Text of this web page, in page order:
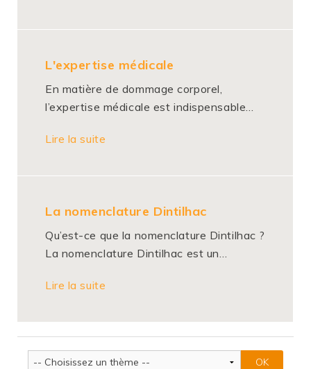
L'expertise médicale
En matière de dommage corporel,
l’expertise médicale est indispensable…
Lire la suite
La nomenclature Dintilhac
Qu’est-ce que la nomenclature Dintilhac ?
La nomenclature Dintilhac est un…
Lire la suite